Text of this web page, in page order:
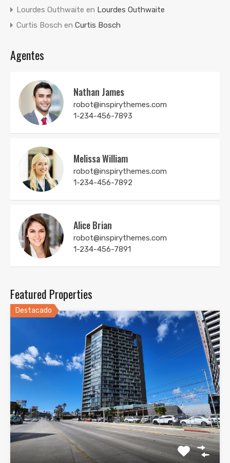
Lourdes Outhwaite en Lourdes Outhwaite
Curtis Bosch en Curtis Bosch
Agentes
Nathan James
robot@inspirythemes.com
1-234-456-7893
Melissa William
robot@inspirythemes.com
1-234-456-7892
Alice Brian
robot@inspirythemes.com
1-234-456-7891
Featured Properties
Destacado